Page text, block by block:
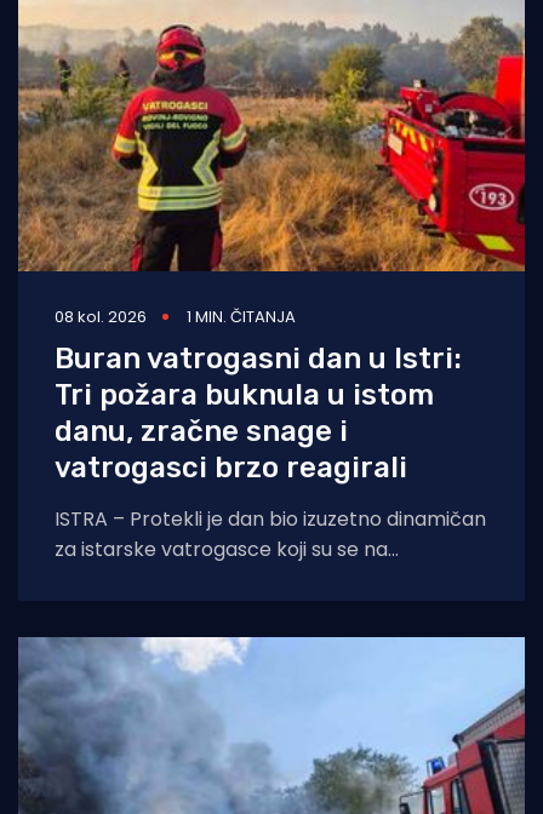
08 kol. 2026 1 MIN. ČITANJA
Buran vatrogasni dan u Istri:
Tri požara buknula u istom
danu, zračne snage i
vatrogasci brzo reagirali
ISTRA – Protekli je dan bio izuzetno dinamičan
za istarske vatrogasce koji su se na